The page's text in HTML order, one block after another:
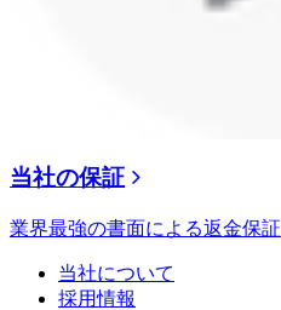
当社の保証
業界最強の書面による返金保証
当社について
採用情報